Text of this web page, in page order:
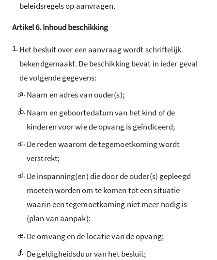
beleidsregels op aanvragen.
Artikel6.Inhoud beschikking
1. Het besluit over een aanvraag wordt schriftelijk
bekendgemaakt. De beschikking bevat in ieder geval
de volgende gegevens:
a.Naam en adres van ouder(s);
b.Naam en geboortedatum van het kind of de
kinderen voor wie de opvang is geïndiceerd;
c. De reden waarom de tegemoetkoming wordt
verstrekt;
d.De inspanning(en) die door de ouder(s) gepleegd
moeten worden om te komen tot een situatie
waarin een tegemoetkoming niet meer nodig is
(plan van aanpak):
e. De omvang en de locatie van de opvang;
f. De geldigheidsduur van het besluit;